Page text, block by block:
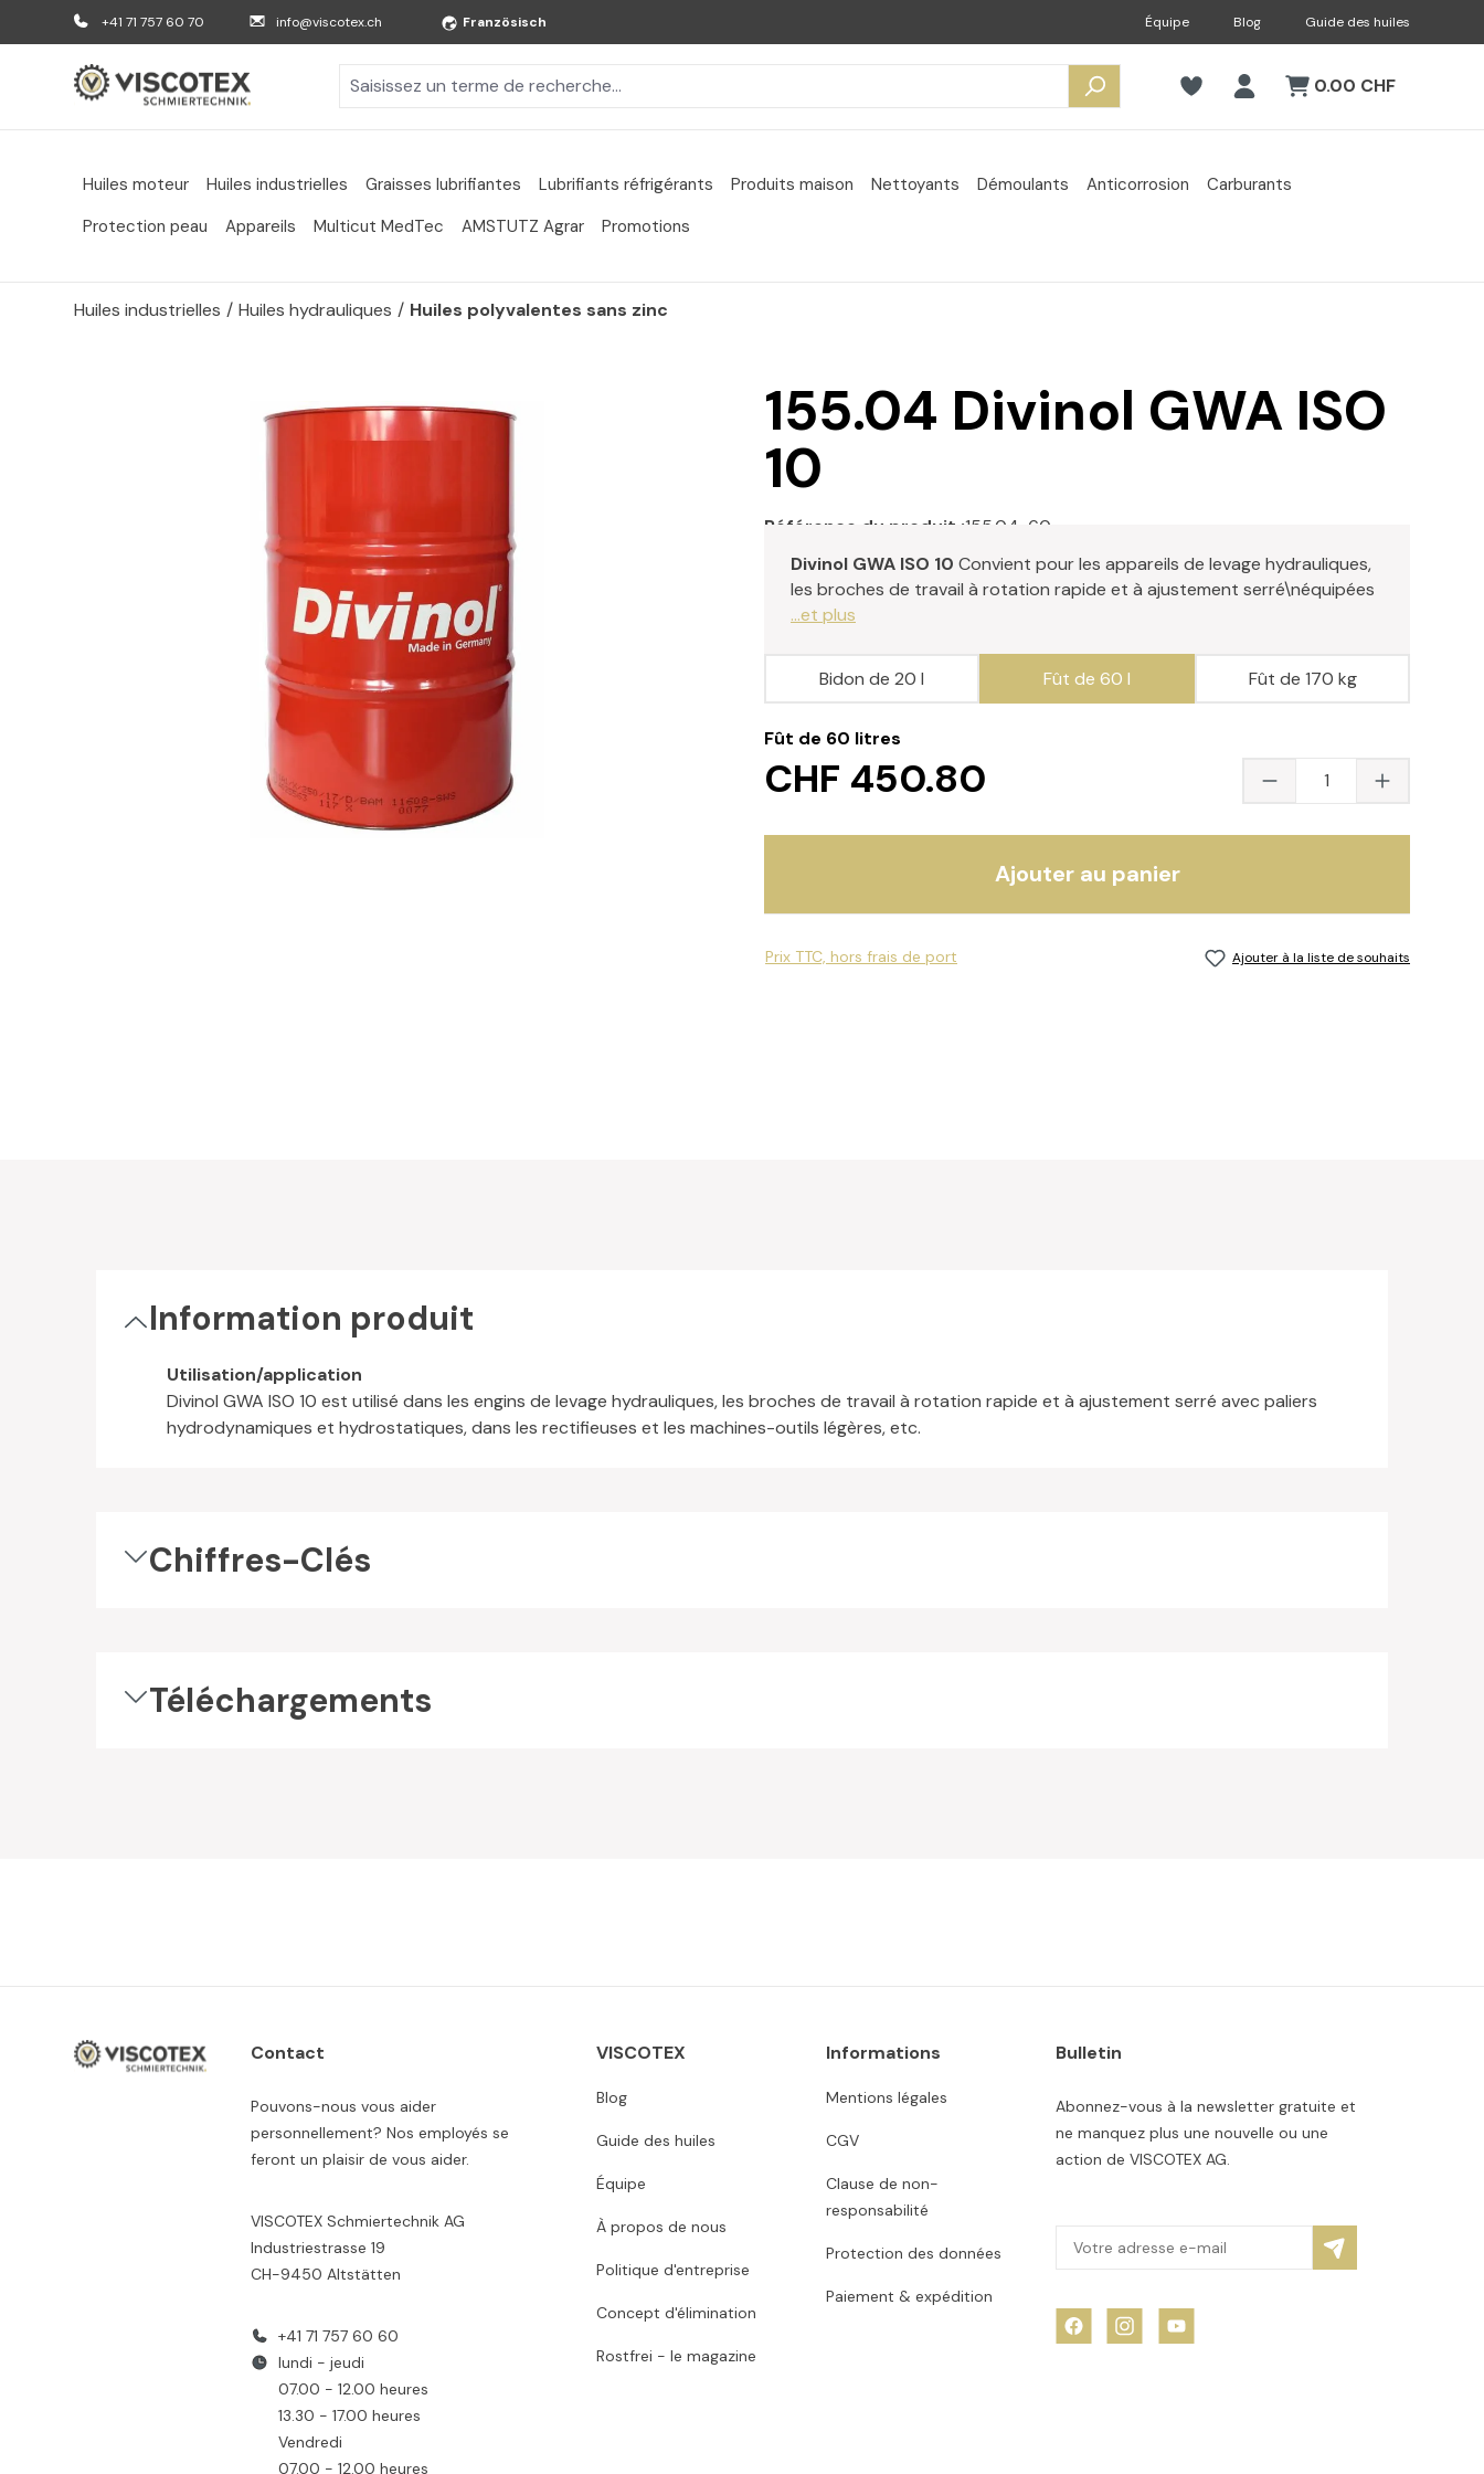
au contenu principal
Aller à la recherche
Aller à la navigation principale
+41 71 757 60 70 info@viscotex.ch Französisch Équipe Blog Guide des huiles
0.00 CHF
Huiles moteur Huiles industrielles Graisses lubrifiantes Lubrifiants réfrigérants Produits maison Nettoyants Démoulants Anticorrosion
Carburants
Protection peau
Appareils Multicut MedTec AMSTUTZ Agrar Promotions
Huiles industrielles / Huiles hydrauliques / Huiles polyvalentes sans zinc
155.04 Divinol GWA ISO
10
Référence du produit :155.04-60
Divinol GWA ISO 10 Convient pour les appareils de levage hydrauliques,
les broches de travail à rotation rapide et à ajustement serré\néquipées
...et plus
Fût de 60 litres
CHF 450.80
Bidon de 20 l Fût de 60 l Fût de 170 kg
Quantité du
Ajouter au panier
Prix TTC, hors frais de port Ajouter à la liste de souhaits
Information produit
Utilisation/application
Divinol GWA ISO 10 est utilisé dans les engins de levage hydrauliques, les broches de travail à rotation rapide et à ajustement serré avec paliers
hydrodynamiques et hydrostatiques, dans les rectifieuses et les machines-outils légères, etc.
Chiffres-Clés
Téléchargements
Contact
Pouvons-nous vous aider
personnellement? Nos employés se
feront un plaisir de vous aider.
VISCOTEX Schmiertechnik AG
Industriestrasse 19
CH-9450 Altstätten
+41 71 757 60 60
lundi - jeudi
07.00 - 12.00 heures
13.30 - 17.00 heures
Vendredi
07.00 - 12.00 heures
VISCOTEX
Blog
Guide des huiles
Équipe
À propos de nous
Politique d'entreprise
Concept d'élimination
Rostfrei - le magazine
Informations
Mentions légales
CGV
Clause de non-
responsabilité
Protection des données
Paiement & expédition
Bulletin
Abonnez-vous à la newsletter gratuite et
ne manquez plus une nouvelle ou une
action de VISCOTEX AG.